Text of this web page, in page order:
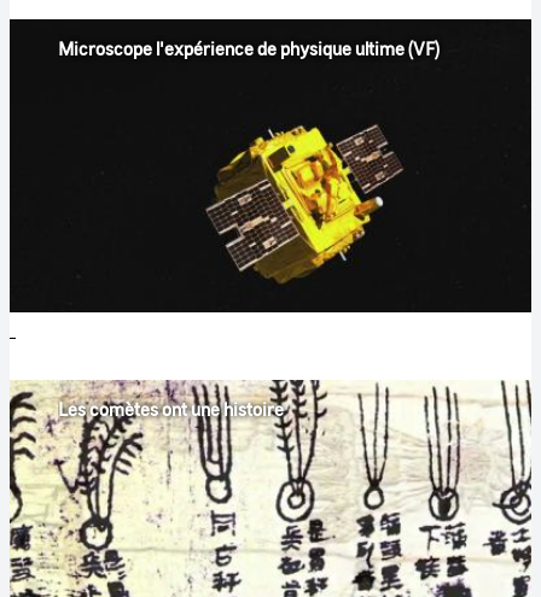
Microscope l'expérience de physique ultime (VF)
Les comètes ont une histoire